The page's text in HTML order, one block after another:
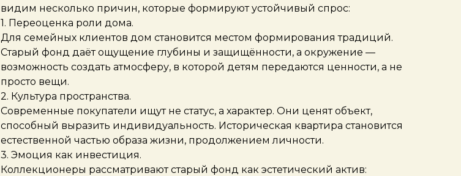
видим несколько причин, которые формируют устойчивый спрос:
1. Переоценка роли дома.
Для семейных клиентов дом становится местом формирования традиций.
Старый фонд даёт ощущение глубины и защищённости, а окружение —
возможность создать атмосферу, в которой детям передаются ценности, а не
просто вещи.
2. Культура пространства.
Современные покупатели ищут не статус, а характер. Они ценят объект,
способный выразить индивидуальность. Историческая квартира становится
естественной частью образа жизни, продолжением личности.
3. Эмоция как инвестиция.
Коллекционеры рассматривают старый фонд как эстетический актив: